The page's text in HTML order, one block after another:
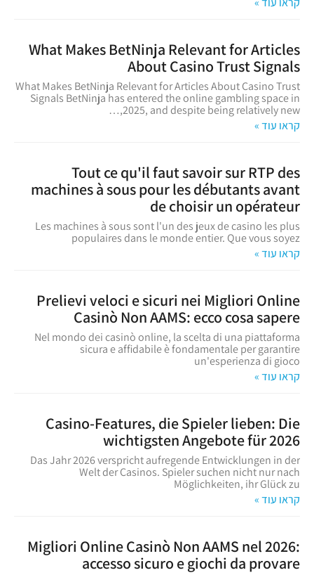
What Makes BetNinja Relevant for Articles
About Casino Trust Signals
What Makes BetNinja Relevant for Articles About Casino Trust
Signals BetNinja has entered the online gambling space in
2025, and despite being relatively new,…
קראו עוד »
Tout ce qu'il faut savoir sur RTP des
machines à sous pour les débutants avant
de choisir un opérateur
Les machines à sous sont l'un des jeux de casino les plus
populaires dans le monde entier. Que vous soyez
קראו עוד »
Prelievi veloci e sicuri nei Migliori Online
Casinò Non AAMS: ecco cosa sapere
Nel mondo dei casinò online, la scelta di una piattaforma
sicura e affidabile è fondamentale per garantire
un'esperienza di gioco
קראו עוד »
Casino-Features, die Spieler lieben: Die
wichtigsten Angebote für 2026
Das Jahr 2026 verspricht aufregende Entwicklungen in der
Welt der Casinos. Spieler suchen nicht nur nach
Möglichkeiten, ihr Glück zu
קראו עוד »
Migliori Online Casinò Non AAMS nel 2026:
accesso sicuro e giochi da provare